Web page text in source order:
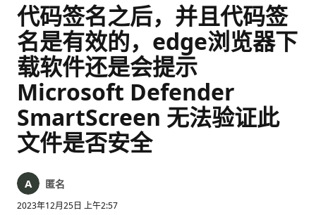
代码签名之后，并且代码签
名是有效的，edge浏览器下
载软件还是会提示
Microsoft Defender
SmartScreen 无法验证此
文件是否安全
匿名
2023年12月25日 上午2:57